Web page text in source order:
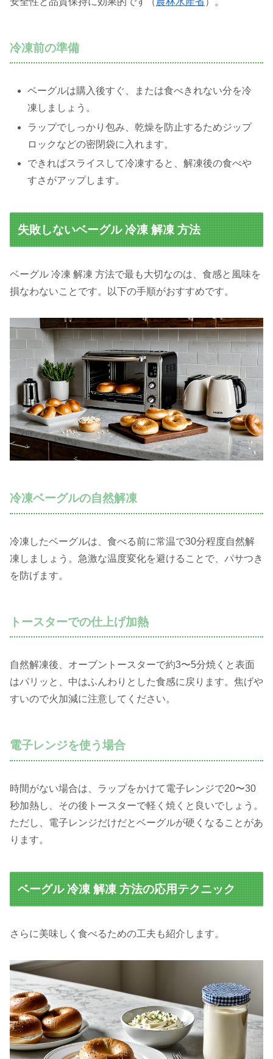
冷凍前の準備
ベーグルは購入後すぐ、または食べきれない分を冷
凍しましょう。
ラップでしっかり包み、乾燥を防止するためジップ
ロックなどの密閉袋に入れます。
できればスライスして冷凍すると、解凍後の食べや
すさがアップします。
失敗しないベーグル 冷凍 解凍 方法
ベーグル 冷凍 解凍 方法で最も大切なのは、食感と風味を
損なわないことです。以下の手順がおすすめです。
冷凍ベーグルの自然解凍
冷凍したベーグルは、食べる前に常温で30分程度自然解
凍しましょう。急激な温度変化を避けることで、パサつき
を防げます。
トースターでの仕上げ加熱
自然解凍後、オーブントースターで約3〜5分焼くと表面
はパリッと、中はふんわりとした食感に戻ります。焦げや
すいので火加減に注意してください。
電子レンジを使う場合
時間がない場合は、ラップをかけて電子レンジで20〜30
秒加熱し、その後トースターで軽く焼くと良いでしょう。
ただし、電子レンジだけだとベーグルが硬くなることがあ
ります。
ベーグル 冷凍 解凍 方法の応用テクニック
さらに美味しく食べるための工夫も紹介します。